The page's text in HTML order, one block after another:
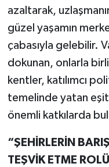
azaltarak,
güzel yaşamın
çabasıyla gelebilir.
dokunan, onlarla
kentler, katılımcı
temelinde yatan
önemli katkılarda
“ŞEHİRLERİN
TEŞVİK ETME